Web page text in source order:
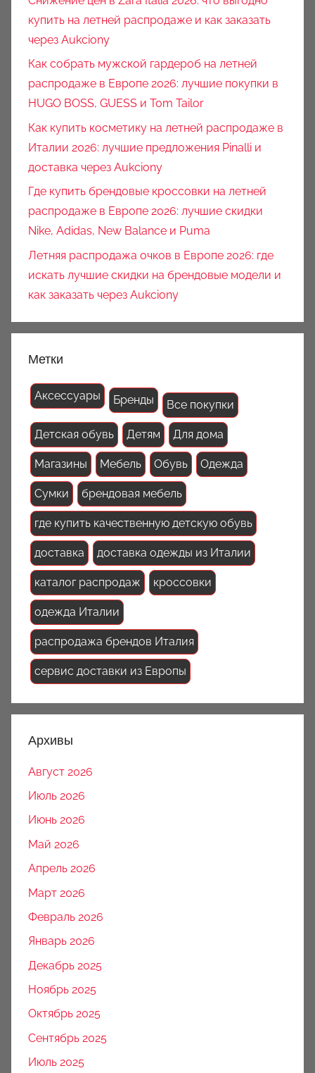
купить на летней распродаже и как заказать
через Aukciony
Как собрать мужской гардероб на летней
распродаже в Европе 2026: лучшие покупки в
HUGO BOSS, GUESS и Tom Tailor
Как купить косметику на летней распродаже в
Италии 2026: лучшие предложения Pinalli и
доставка через Aukciony
Где купить брендовые кроссовки на летней
распродаже в Европе 2026: лучшие скидки
Nike, Adidas, New Balance и Puma
Летняя распродажа очков в Европе 2026: где
искать лучшие скидки на брендовые модели и
как заказать через Aukciony
Метки
Аксессуары Бренды Все покупки
Детская обувь Детям Для дома
Магазины Мебель Обувь Одежда
Сумки брендовая мебель
где купить качественную детскую обувь
доставка доставка одежды из Италии
каталог распродаж кроссовки
одежда Италии
распродажа брендов Италия
сервис доставки из Европы
Архивы
Август 2026
Июль 2026
Июнь 2026
Май 2026
Апрель 2026
Март 2026
Февраль 2026
Январь 2026
Декабрь 2025
Ноябрь 2025
Октябрь 2025
Сентябрь 2025
Июль 2025